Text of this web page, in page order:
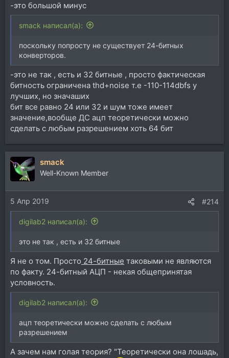
-это большой минус
smack написал(а):
поскольку попросту не существует 24-битных
конверторов.
-это не так , есть и 32 битные , просто фактическая
битность ограничена thd+noise т.е -110-114dbfs у
лучших, но значаших
бит все равно 24 или 32 и шум тоже имеет
значение,вообще ДС ацп теоретически можно
сделать с любым разрешением хоть 64 бит
smack
Well-Known Member
5 Апр 2019 #214
digilab2 написал(а):
это не так , есть и 32 битные
Я не о том. Просто 24-битные таковыми не являются
по факту. 24-битный АЦП - некая общепринятая
условность.
digilab2 написал(а):
ацп теоретически можно сделать с любым
разрешением
А зачем нам голая теория? "Теоретически она лошадь,